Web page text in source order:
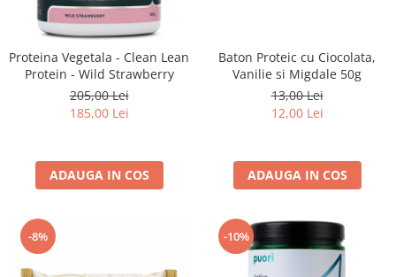
Proteina Vegetala - Clean Lean
Protein - Wild Strawberry
205,00 Lei
185,00 Lei
ADAUGA IN COS
Baton Proteic cu Ciocolata,
Vanilie si Migdale 50g
13,00 Lei
12,00 Lei
ADAUGA IN COS
-8% -10%